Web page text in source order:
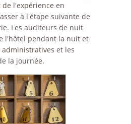
l'expérience en
à l'étape suivante de
Les auditeurs de nuit
l'hôtel pendant la nuit et
et les
la journée.